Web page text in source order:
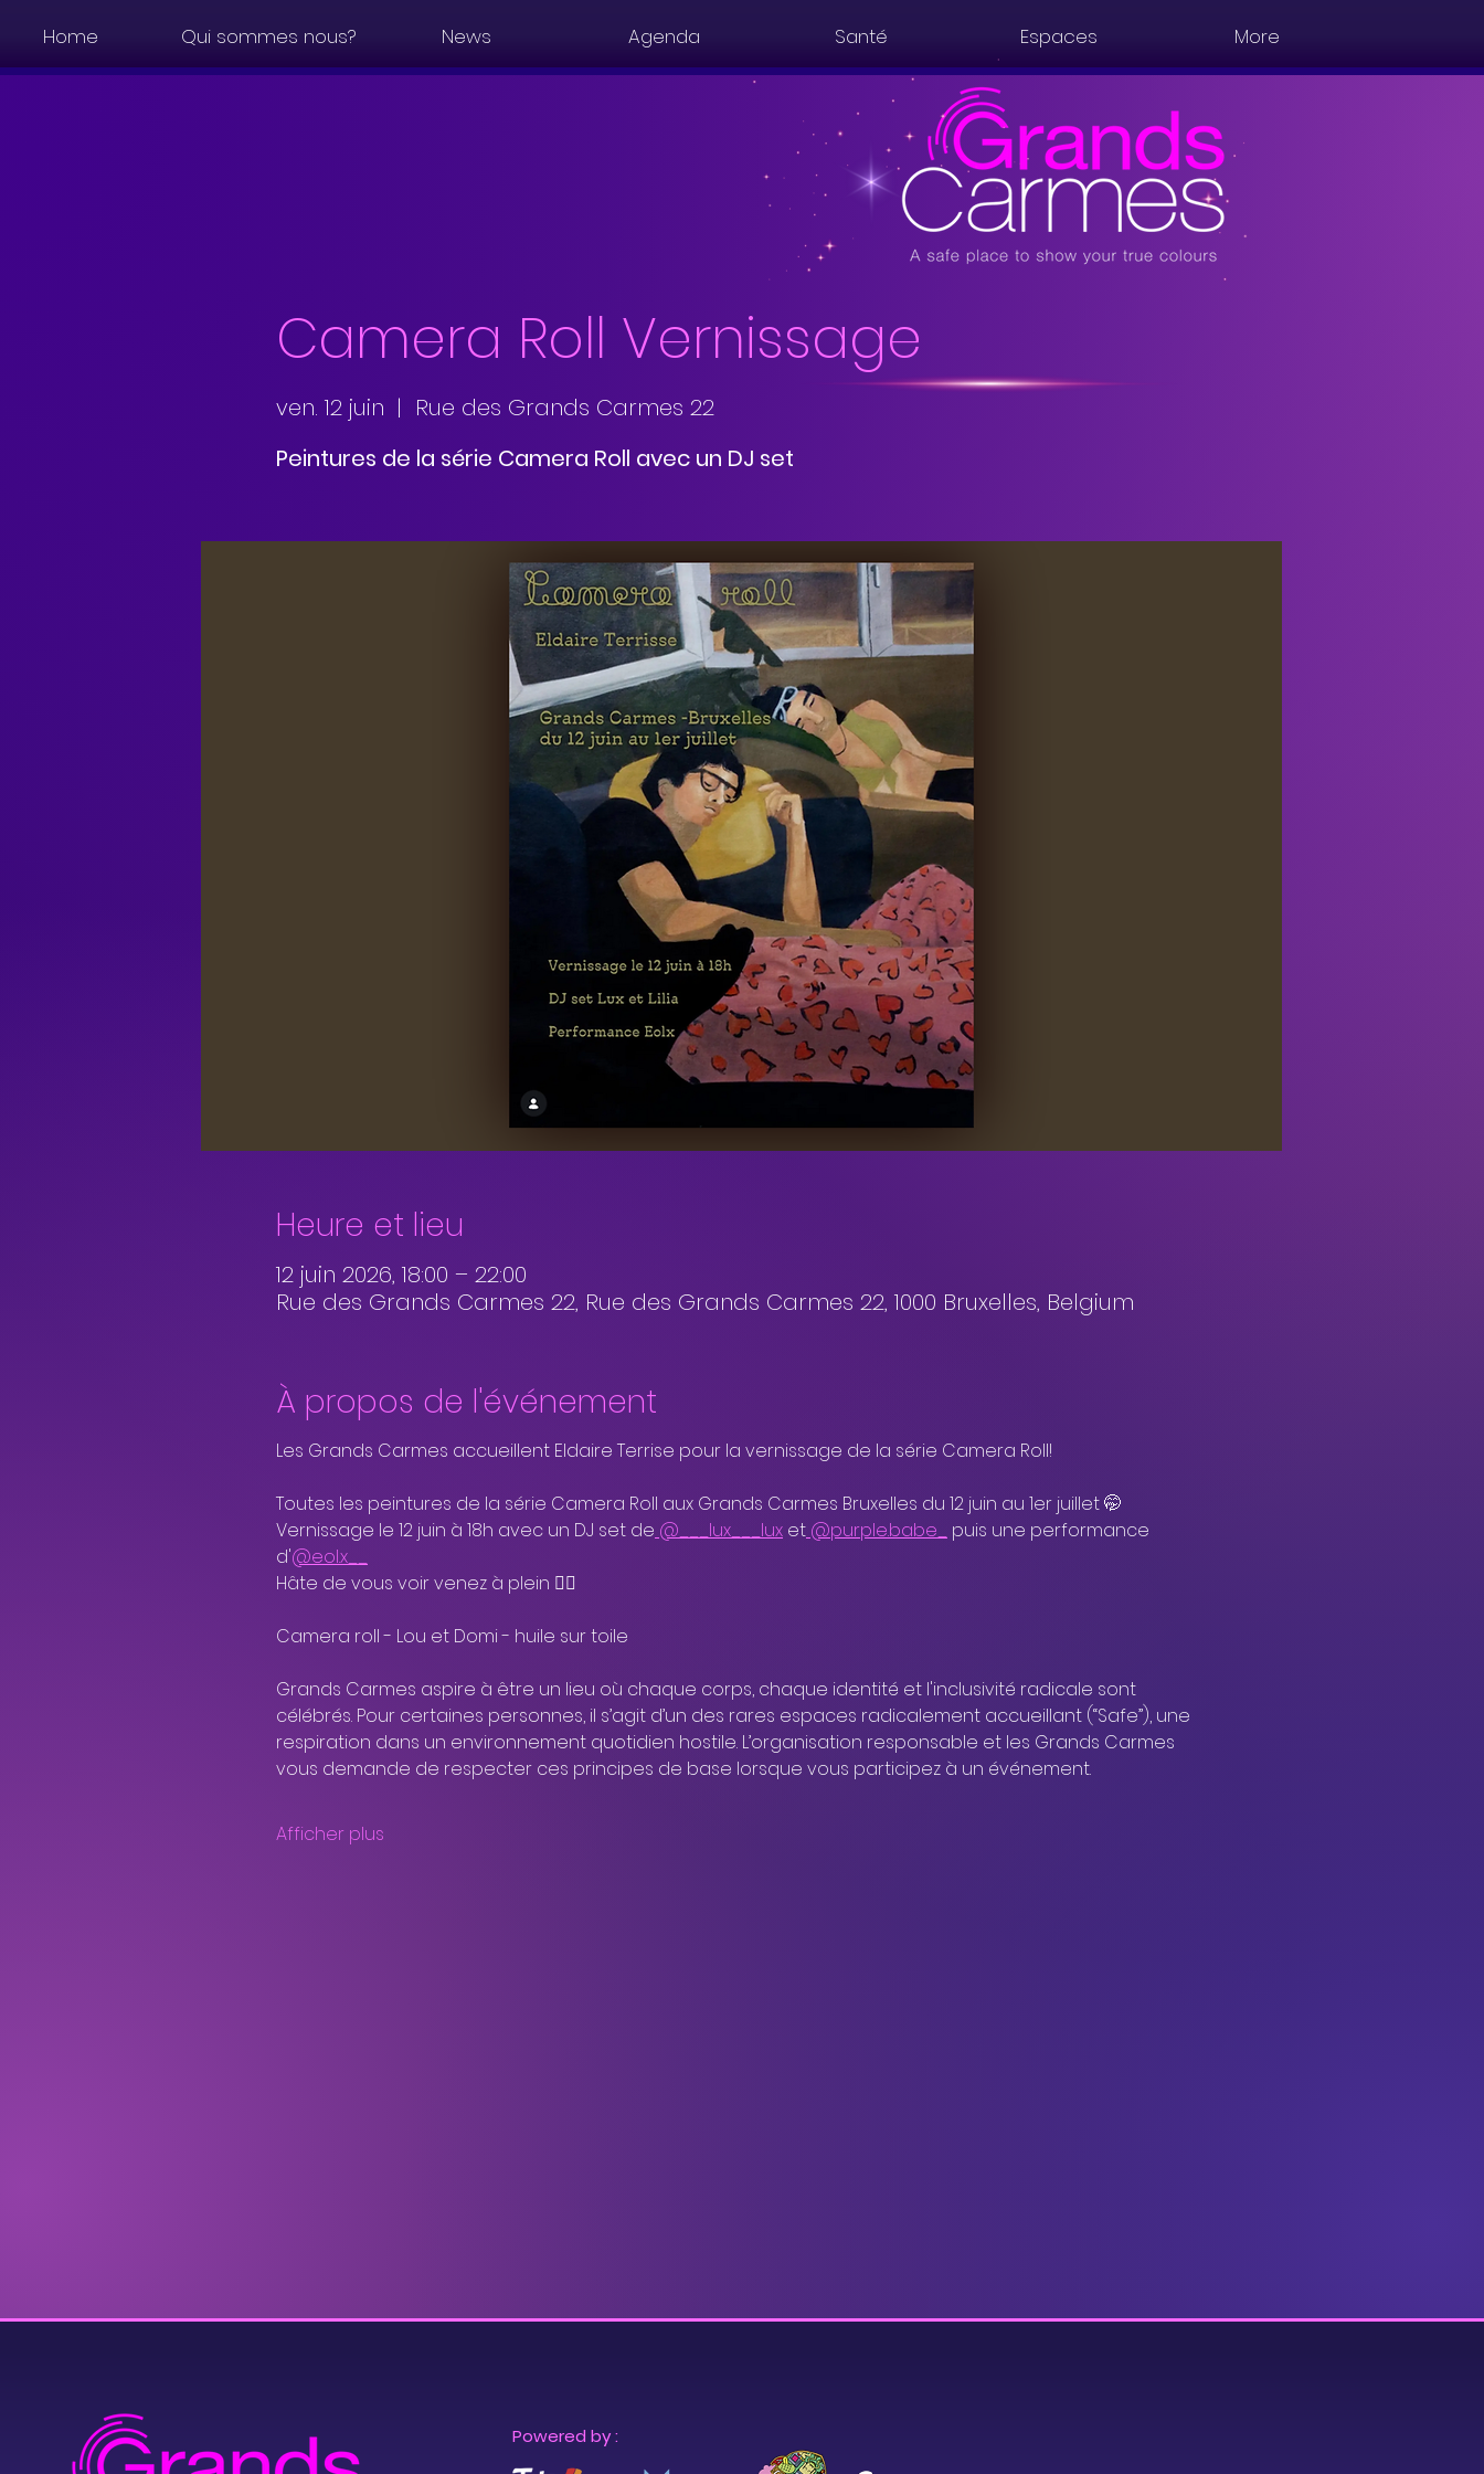
Home Qui sommes nous? News Agenda Santé Espaces More
Camera Roll Vernissage
ven. 12 juin
  |
Rue des Grands Carmes 22
Peintures de la série Camera Roll avec un DJ set
Heure et lieu
12 juin 2026, 18:00 – 22:00
Rue des Grands Carmes 22, Rue des Grands Carmes 22, 1000 Bruxelles, Belgium
À propos de l'événement
Les Grands Carmes accueillent Eldaire Terrise pour la vernissage de la série Camera Roll!
Toutes les peintures de la série Camera Roll aux Grands Carmes Bruxelles du 12 juin au 1er juillet 🤭
Vernissage le 12 juin à 18h avec un DJ set de @___lux___lux et @purple.babe_ puis une performance
d'@eol.x__
Hâte de vous voir venez à plein ❤️‍🔥
Camera roll - Lou et Domi - huile sur toile
Grands Carmes aspire à être un lieu où chaque corps, chaque identité et l'inclusivité radicale sont
célébrés. Pour certaines personnes, il s’agit d’un des rares espaces radicalement accueillant (“Safe”), une
respiration dans un environnement quotidien hostile. L’organisation responsable et les Grands Carmes
vous demande de respecter ces principes de base lorsque vous participez à un événement.
Afficher plus
Powered by :